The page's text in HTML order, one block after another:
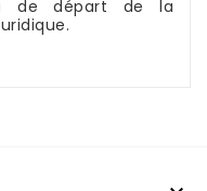
de départ de la